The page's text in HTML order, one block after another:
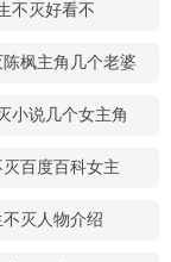
不灭好看不
枫主角几个老婆
小说几个女主角
百度百科女主
不灭人物介绍